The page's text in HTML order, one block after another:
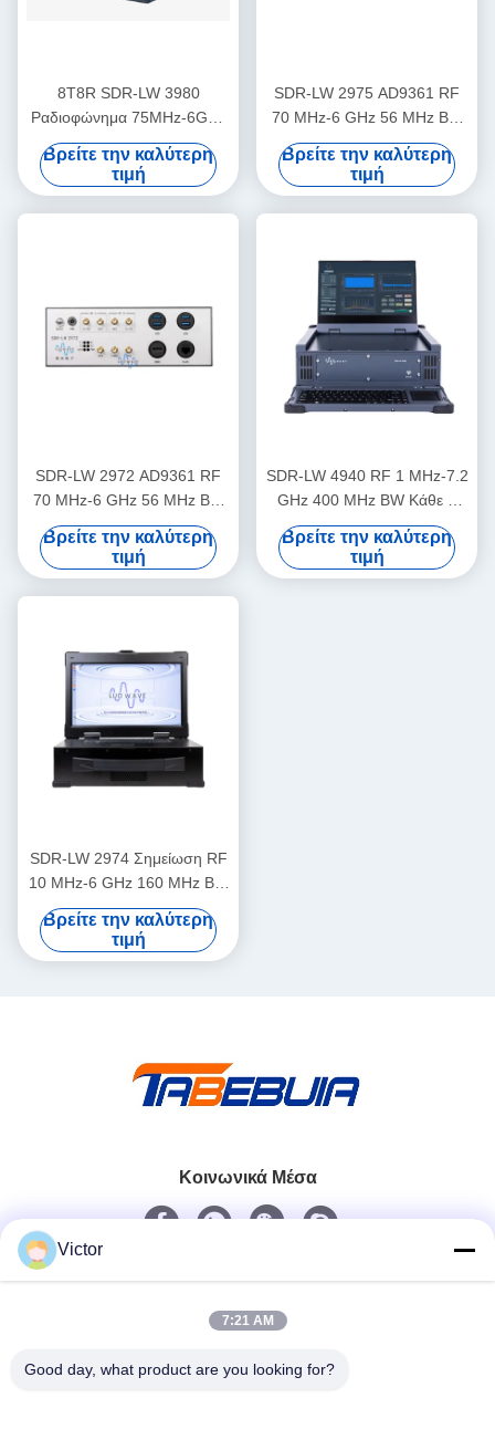
8T8R SDR-LW 3980
Ραδιοφώνημα 75MHz-6GHz
450MHz TX BW
Βρείτε την καλύτερη
τιμή
SDR-LW 2975 AD9361 RF
70 MHz-6 GHz 56 MHz BW
Κάθε 2 κανάλια 4 × PCIE
BUS 2 × USB 3.0 i7
Επεξεργαστής USRP
Ενσωματωμένη ραδιοφωνική
λογισμικό
Βρείτε την καλύτερη
τιμή
SDR-LW 2972 AD9361 RF
70 MHz-6 GHz 56 MHz BW
Κάθε 2 κανάλια USB 3.0
USRP Ενσωματωμένη
ραδιοφωνική συσκευή
καθορισμένη από λογισμικό
Βρείτε την καλύτερη
τιμή
SDR-LW 4940 RF 1 MHz-7.2
GHz 400 MHz BW Κάθε 4
κανάλια 1 × QSFP+ USB 3.0
Ενσωματωμένο με i9 οθόνη
& πληκτρολόγιο Μέσα USRP
Βρείτε την καλύτερη
τιμή
SDR-LW 2974 Σημείωση RF
10 MHz-6 GHz 160 MHz BW
Κάθε 2 κανάλια 4 × USB 3.0,
2 × SFP+ 4 × PCIE BUS i7
Επεξεργαστής USRP
Βρείτε την καλύτερη
τιμή
Κοινωνικά Μέσα
Victor
7:21 AM
Good day, what product are you looking for?